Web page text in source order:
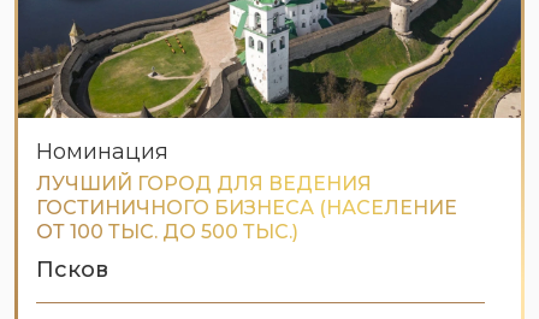
Номинация
ЛУЧШИЙ ГОРОД ДЛЯ ВЕДЕНИЯ
ГОСТИНИЧНОГО БИЗНЕСА (НАСЕЛЕНИЕ
ОТ 100 ТЫС. ДО 500 ТЫС.)
Псков